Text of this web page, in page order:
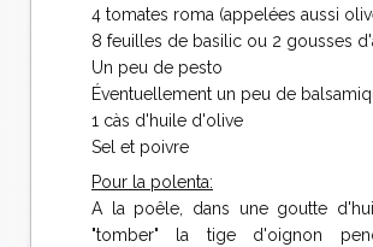
4 tomates roma (appelées aussi
8 feuilles de basilic ou 2 gousses
Un peu de pesto
Éventuellement un peu de
1 càs d'huile d'olive
Sel et poivre
Pour la polenta:
A la poêle, dans une goutte
"tomber" la tige d'oignon